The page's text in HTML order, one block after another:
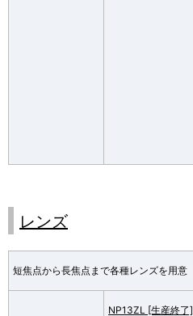
レンズ
短焦点から長焦点まで各種レンズを用意
NP13ZL [生産終了]